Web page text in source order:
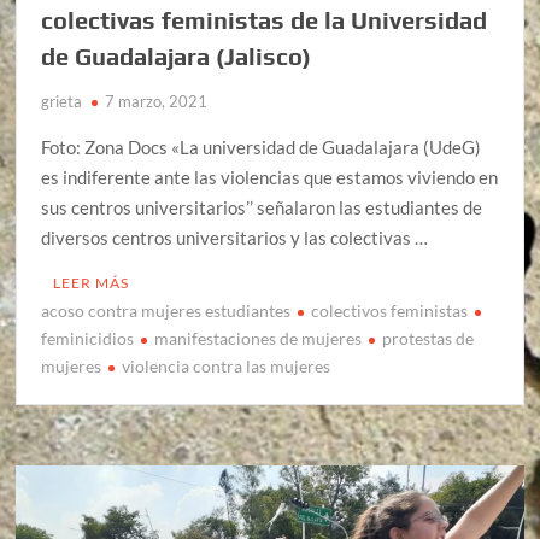
colectivas feministas de la Universidad
de Guadalajara (Jalisco)
grieta 7 marzo, 2021
Foto: Zona Docs «La universidad de Guadalajara (UdeG)
es indiferente ante las violencias que estamos viviendo en
sus centros universitarios’’ señalaron las estudiantes de
diversos centros universitarios y las colectivas …
LEER MÁS
acoso contra mujeres estudiantes
colectivos feministas
feminicidios
manifestaciones de mujeres
protestas de
mujeres
violencia contra las mujeres